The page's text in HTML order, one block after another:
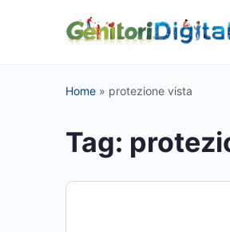
Home » protezione vista
Tag: